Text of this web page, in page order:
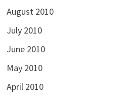
August 2010
July 2010
June 2010
May 2010
April 2010